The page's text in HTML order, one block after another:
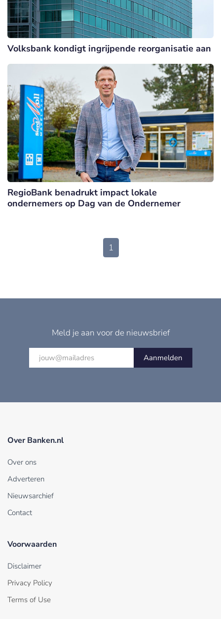
Volksbank kondigt ingrijpende reorganisatie aan
RegioBank benadrukt impact lokale
ondernemers op Dag van de Ondernemer
1
Meld je aan voor de nieuwsbrief
Aanmelden
Over Banken.nl
Over ons
Adverteren
Nieuwsarchief
Contact
Voorwaarden
Disclaimer
Privacy Policy
Terms of Use